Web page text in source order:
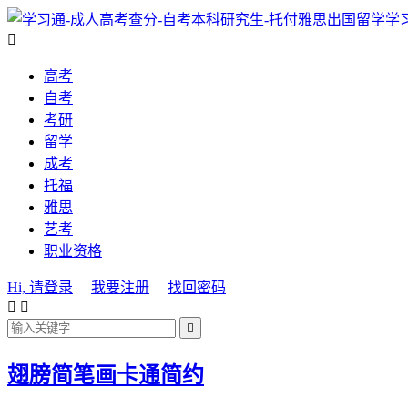
学

高考
自考
考研
留学
成考
托福
雅思
艺考
职业资格
Hi, 请登录 我要注册
找回密码
 

翅膀简笔画卡通简约